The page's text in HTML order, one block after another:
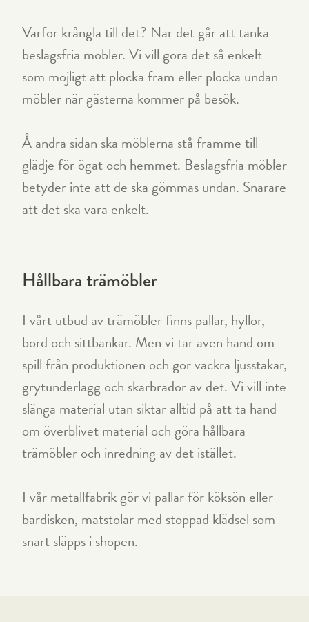
Varför krångla till det? När det går att tänka
beslagsfria möbler. Vi vill göra det så enkelt
som möjligt att plocka fram eller plocka undan
möbler när gästerna kommer på besök.
Å andra sidan ska möblerna stå framme till
glädje för ögat och hemmet. Beslagsfria möbler
betyder inte att de ska gömmas undan. Snarare
att det ska vara enkelt.
Hållbara trämöbler
I vårt utbud av trämöbler finns pallar, hyllor,
bord och sittbänkar. Men vi tar även hand om
spill från produktionen och gör vackra ljusstakar,
grytunderlägg och skärbrädor av det. Vi vill inte
slänga material utan siktar alltid på att ta hand
om överblivet material och göra hållbara
trämöbler och inredning av det istället.
I vår metallfabrik gör vi pallar för köksön eller
bardisken, matstolar med stoppad klädsel som
snart släpps i shopen.